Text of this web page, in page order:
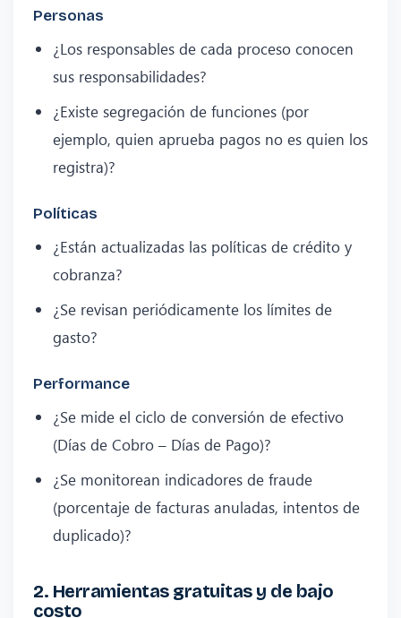
Personas
¿Los responsables de cada proceso conocen
sus responsabilidades?
¿Existe segregación de funciones (por
ejemplo, quien aprueba pagos no es quien los
registra)?
Políticas
¿Están actualizadas las políticas de crédito y
cobranza?
¿Se revisan periódicamente los límites de
gasto?
Performance
¿Se mide el ciclo de conversión de efectivo
(Días de Cobro – Días de Pago)?
¿Se monitorean indicadores de fraude
(porcentaje de facturas anuladas, intentos de
duplicado)?
2. Herramientas gratuitas y de bajo
costo